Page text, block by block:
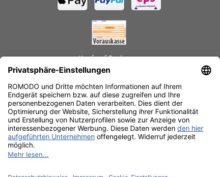
Kauf auf Rechnung
Schnelle Lieferzeiten
Käuferschutz
Datenschutz
SSL-Verschlüsselung